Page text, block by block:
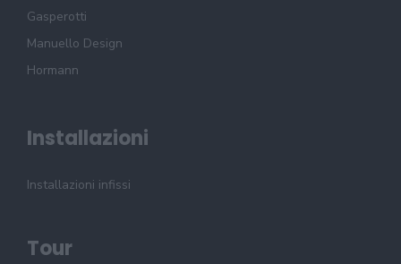
Gasperotti
Manuello Design
Hormann
Installazioni
Installazioni infissi
Tour